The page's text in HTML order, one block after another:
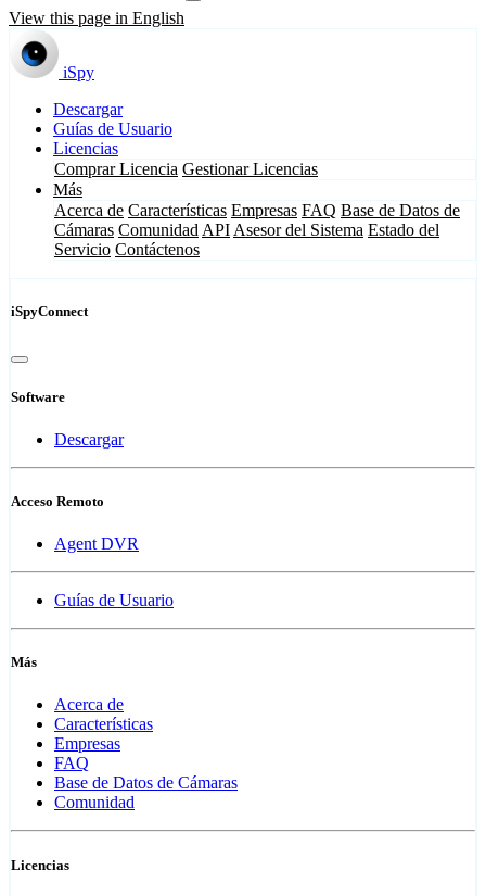
View this page in English
iSpy
Descargar
Guías de Usuario
Licencias
Comprar Licencia Gestionar Licencias
Más
Acerca de Características Empresas FAQ Base de Datos de
Cámaras Comunidad API Asesor del Sistema Estado del
Servicio Contáctenos
iSpyConnect
Software
Descargar
Acceso Remoto
Agent DVR
Guías de Usuario
Más
Acerca de
Características
Empresas
FAQ
Base de Datos de Cámaras
Comunidad
Licencias